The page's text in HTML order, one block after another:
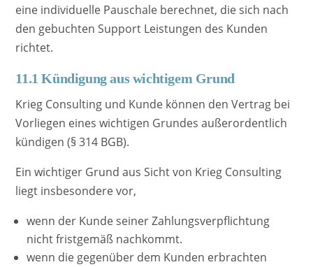
eine individuelle Pauschale berechnet, die sich nach
den gebuchten Support Leistungen des Kunden
richtet.
11.1 Kündigung aus wichtigem Grund
Krieg Consulting und Kunde können den Vertrag bei
Vorliegen eines wichtigen Grundes außerordentlich
kündigen (§ 314 BGB).
Ein wichtiger Grund aus Sicht von Krieg Consulting
liegt insbesondere vor,
wenn der Kunde seiner Zahlungsverpflichtung
nicht fristgemäß nachkommt.
wenn die gegenüber dem Kunden erbrachten